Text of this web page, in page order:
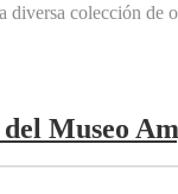
diversa colección de
Museo